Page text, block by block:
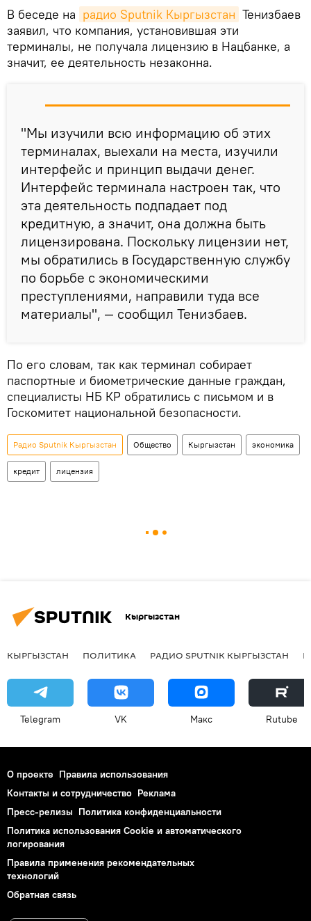
В беседе на радио Sputnik Кыргызстан Тенизбаев
заявил, что компания, установившая эти
терминалы, не получала лицензию в Нацбанке, а
значит, ее деятельность незаконна.
"Мы изучили всю информацию об этих
терминалах, выехали на места, изучили
интерфейс и принцип выдачи денег.
Интерфейс терминала настроен так, что
эта деятельность подпадает под
кредитную, а значит, она должна быть
лицензирована. Поскольку лицензии нет,
мы обратились в Государственную службу
по борьбе с экономическими
преступлениями, направили туда все
материалы", — сообщил Тенизбаев.
По его словам, так как терминал собирает
паспортные и биометрические данные граждан,
специалисты НБ КР обратились с письмом и в
Госкомитет национальной безопасности.
Радио Sputnik Кыргызстан Общество Кыргызстан экономика
кредит лицензия
Кыргызстан
КЫРГЫЗСТАН ПОЛИТИКА РАДИО SPUTNIK КЫРГЫЗСТАН
Telegram VK Макс Rutube
О проекте Правила использования
Контакты и сотрудничество Реклама
Пресс-релизы Политика конфиденциальности
Политика использования Cookie и автоматического
логирования
Правила применения рекомендательных
технологий
Обратная связь